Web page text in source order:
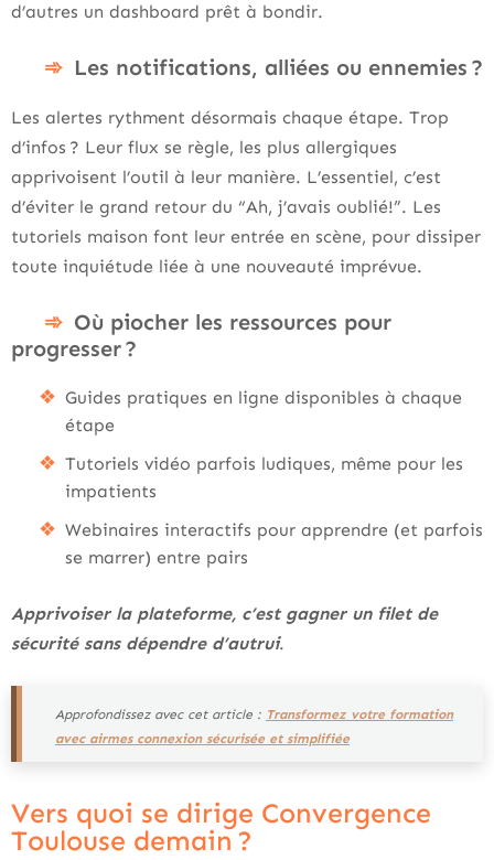
d’autres un dashboard prêt à bondir.
Les notifications, alliées ou ennemies ?
Les alertes rythment désormais chaque étape. Trop
d’infos ? Leur flux se règle, les plus allergiques
apprivoisent l’outil à leur manière. L’essentiel, c’est
d’éviter le grand retour du “Ah, j’avais oublié!”. Les
tutoriels maison font leur entrée en scène, pour dissiper
toute inquiétude liée à une nouveauté imprévue.
Où piocher les ressources pour
progresser ?
Guides pratiques en ligne disponibles à chaque
étape
Tutoriels vidéo parfois ludiques, même pour les
impatients
Webinaires interactifs pour apprendre (et parfois
se marrer) entre pairs
Apprivoiser la plateforme, c’est gagner un filet de
sécurité sans dépendre d’autrui.
Approfondissez avec cet article : Transformez votre formation
avec airmes connexion sécurisée et simplifiée
Vers quoi se dirige Convergence
Toulouse demain ?